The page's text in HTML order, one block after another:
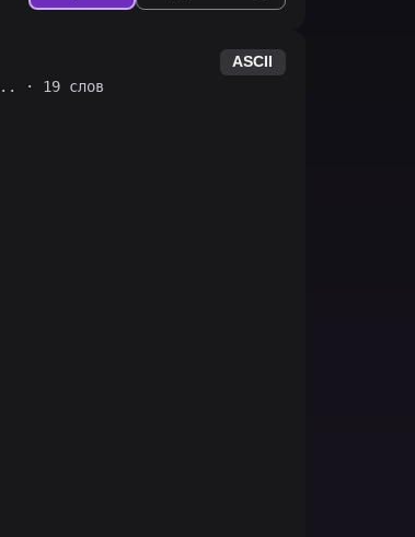
· 19 слов
ASCII